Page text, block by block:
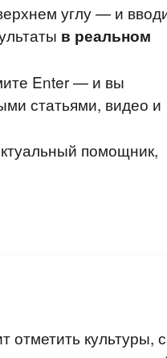
углу — и
в реальном
Enter — и вы
статьями, видео и
помощник,
отметить культуры, с